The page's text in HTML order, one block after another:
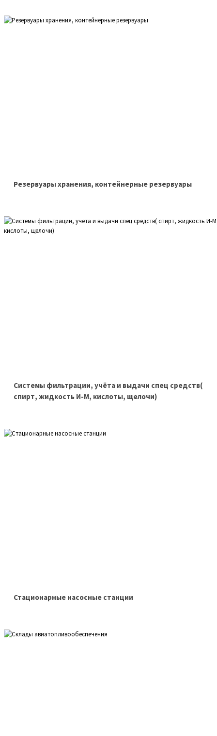
Резервуары хранения, контейнерные резервуары
Системы фильтрации, учёта и выдачи спец средств(
спирт, жидкость И-М, кислоты, щелочи)
Стационарные насосные станции